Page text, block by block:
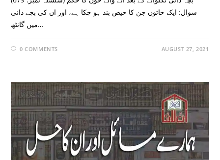
سوال: ایک خاتون جن کا حیض بند ہو چکا ہے، اور ان کی بچے دانی
میں گانٹھ…
0 COMMENTS AUGUST 27, 2021